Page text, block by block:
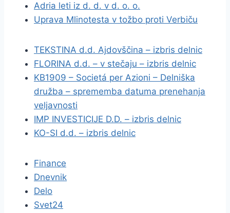
Adria leti iz d. d. v d. o. o.
Uprava Mlinotesta v tožbo proti Verbiču
TEKSTINA d.d. Ajdovščina – izbris delnic
FLORINA d.d. – v stečaju – izbris delnic
KB1909 – Societá per Azioni – Delniška
družba – sprememba datuma prenehanja
veljavnosti
IMP INVESTICIJE D.D. – izbris delnic
KO-SI d.d. – izbris delnic
Finance
Dnevnik
Delo
Svet24